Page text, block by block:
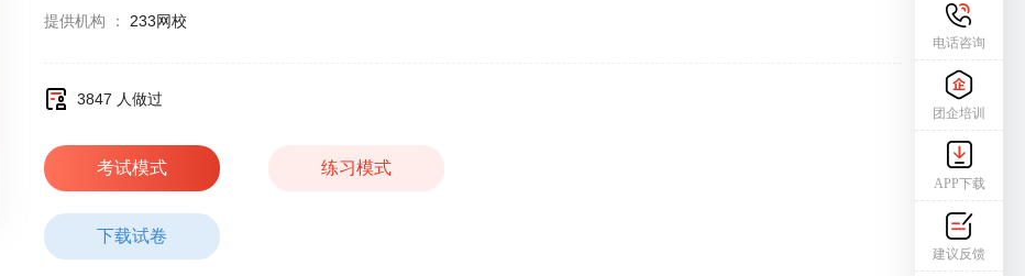
提供机构 ： 233网校
3847 人做过
考试模式 练习模式
下载试卷
电话咨询
团企培训
APP下载
建议反馈